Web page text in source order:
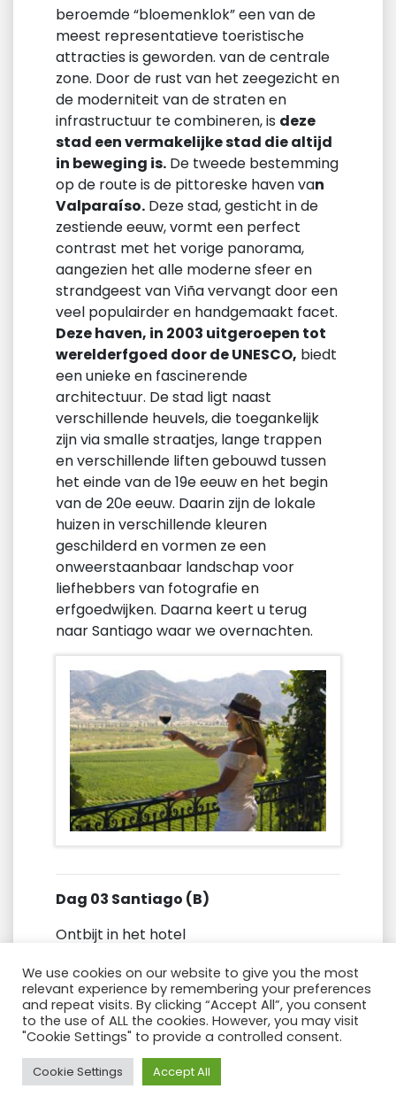
beroemde “bloemenklok” een van de
meest representatieve toeristische
attracties is geworden. van de centrale
zone. Door de rust van het zeegezicht en
de moderniteit van de straten en
infrastructuur te combineren, is deze
stad een vermakelijke stad die altijd
in beweging is. De tweede bestemming
op de route is de pittoreske haven van
Valparaíso. Deze stad, gesticht in de
zestiende eeuw, vormt een perfect
contrast met het vorige panorama,
aangezien het alle moderne sfeer en
strandgeest van Viña vervangt door een
veel populairder en handgemaakt facet.
Deze haven, in 2003 uitgeroepen tot
werelderfgoed door de UNESCO, biedt
een unieke en fascinerende
architectuur. De stad ligt naast
verschillende heuvels, die toegankelijk
zijn via smalle straatjes, lange trappen
en verschillende liften gebouwd tussen
het einde van de 19e eeuw en het begin
van de 20e eeuw. Daarin zijn de lokale
huizen in verschillende kleuren
geschilderd en vormen ze een
onweerstaanbaar landschap voor
liefhebbers van fotografie en
erfgoedwijken. Daarna keert u terug
naar Santiago waar we overnachten.
Dag 03 Santiago (B)
Ontbijt in het hotel
‘S Ochtends wijntour bij wijngaard
Concha y Toro: een van de
belangrijkste dingen in Santiago de Chile
is het ontdekken van de grootste
exporteur van wijn in het land. Je
vertrekt vanuit het hotel en zet koers
We use cookies on our website to give you the most
relevant experience by remembering your preferences
and repeat visits. By clicking “Accept All”, you consent
to the use of ALL the cookies. However, you may visit
"Cookie Settings" to provide a controlled consent.
Cookie Settings Accept All